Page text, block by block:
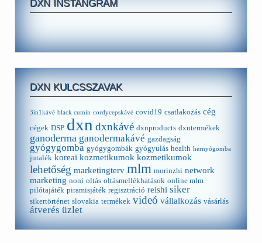
DXN INSTANGRAM
DXN KULCSSZAVAK
3in1kávé black cumin cordycepskávé covid19 csatlakozás cég
cégek DSP dxn dxnkávé dxnproducts dxntermékek
ganoderma ganodermakávé gazdagság
gyógygomba gyógygombák gyógyulás health hernyógomba
jutalék koreai kozmetikumok kozmetikumok
lehetőség marketingterv mlm morinzhi network
marketing noni oltás oltásmellékhatások online mlm
pilótajáték piramisjáték regisztráció reishi siker
sikertörténet slovakia termékek videó vállalkozás vásárlás
átverés üzlet